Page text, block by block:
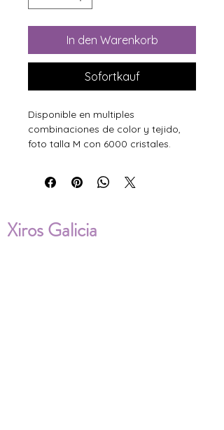
In den Warenkorb
Sofortkauf
Disponible en multiples
combinaciones de color y tejido,
foto talla M con 6000 cristales.
Xiros Galicia